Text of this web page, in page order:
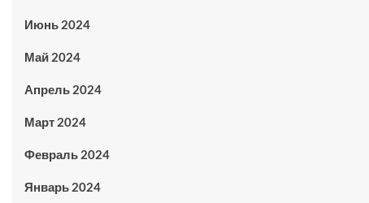
Июнь 2024
Май 2024
Апрель 2024
Март 2024
Февраль 2024
Январь 2024